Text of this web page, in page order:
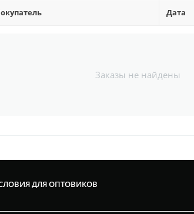
Дата
Заказы не найдены
ДЛЯ ОПТОВИКОВ